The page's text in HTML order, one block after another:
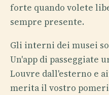
forte quando volete
sempre presente.
Gli interni dei musei
Un'app di passeggiate
Louvre dall'esterno e
merita il vostro